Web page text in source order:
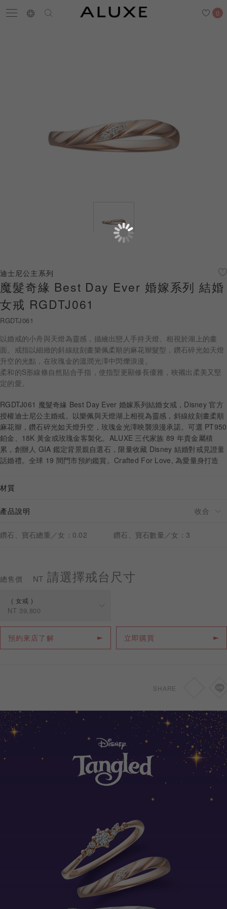
0
最新消息 門市一覽 預約來店
黃金金飾
關於ALUXE
最新消息
婚禮護照
線上購物
LANGUAGE
迪士尼公主系列
魔髮奇緣 Best Day Ever 婚嫁系列 結婚
女戒 RGDTJ061
RGDTJ061
以婚戒的小舟與天燈為靈感，描繪出戀人手持天燈、相視於湖上的畫
面。戒指以細緻的斜線紋刻畫樂佩柔順的麻花辮髮型，鑽石碎光如天燈
升空的光點，在玫瑰金的溫潤光澤中閃爍浪漫。
柔和的S形線條自然貼合手指，使指型更顯修長優雅，映襯出柔美又堅
定的愛。
RGDTJ061 魔髮奇緣 Best Day Ever 婚嫁系列結婚女戒，Disney 官方
授權迪士尼公主婚戒。以樂佩與天燈湖上相視為靈感，斜線紋刻畫柔順
麻花辮，鑽石碎光如天燈升空，玫瑰金光澤映襲浪漫承諾。可選 PT950
鉑金、18K 黃金或玫瑰金客製化。ALUXE 三代家族 89 年貴金屬積
累，創辦人 GIA 鑑定背景親自選石，限量收藏 Disney 結婚對戒見證童
話婚禮。全球 19 間門市預約鑑賞。Crafted For Love, 為愛量身打造
材質
產品說明
鑽石、寶石總重／女：0.02 鑽石、寶石數量／女：3
總售價 NT 請選擇戒台尺寸
女戒
NT 39,800
規格 價格
女戒 NT 39,800
立即購買
預約來店了解
SHARE